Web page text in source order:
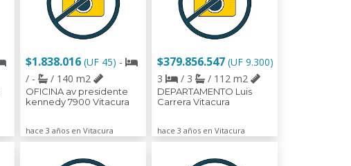
$1.838.016 (UF 45) -
/ -
/ 140 m2
OFICINA av presidente
kennedy 7900 Vitacura
hace 3 años en Vitacura
$379.856.547 (UF 9.300)
3
/ 3 / 112 m2
DEPARTAMENTO Luis
Carrera Vitacura
hace 3 años en Vitacura